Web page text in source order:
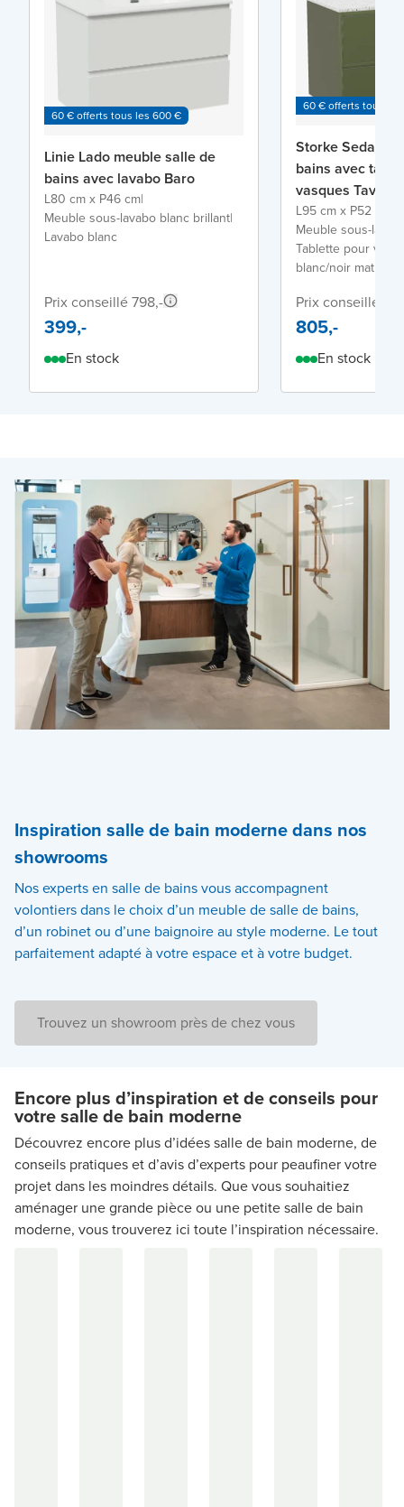
60 € offerts tous les 600 €
Linie Lado meuble salle de
bains avec lavabo Baro
L80 cm x P46 cm|
Meuble sous-lavabo blanc brillant|
Lavabo blanc
Prix conseillé 798,-
399,-
En stock
60 € offerts tous
Storke Seda
bains avec
vasques Tavola
L95 cm x P52 cm
Meuble sous-
Tablette pour
blanc/noir mat
Prix conseillé
805,-
En stock
Inspiration salle de bain moderne dans nos
showrooms
Nos experts en salle de bains vous accompagnent
volontiers dans le choix d’un meuble de salle de bains,
d’un robinet ou d’une baignoire au style moderne. Le tout
parfaitement adapté à votre espace et à votre budget.
Trouvez un showroom près de chez vous
Encore plus d’inspiration et de conseils pour
votre salle de bain moderne
Découvrez encore plus d’idées salle de bain moderne, de
conseils pratiques et d’avis d’experts pour peaufiner votre
projet dans les moindres détails. Que vous souhaitiez
aménager une grande pièce ou une petite salle de bain
moderne, vous trouverez ici toute l’inspiration nécessaire.